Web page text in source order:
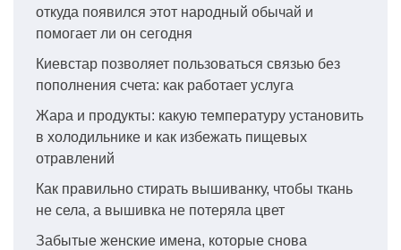
откуда появился этот народный обычай и
помогает ли он сегодня
Киевстар позволяет пользоваться связью без
пополнения счета: как работает услуга
Жара и продукты: какую температуру установить
в холодильнике и как избежать пищевых
отравлений
Как правильно стирать вышиванку, чтобы ткань
не села, а вышивка не потеряла цвет
Забытые женские имена, которые снова